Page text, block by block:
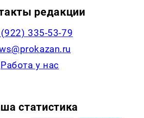
редакции
335-53-79
Работа у нас
статистика